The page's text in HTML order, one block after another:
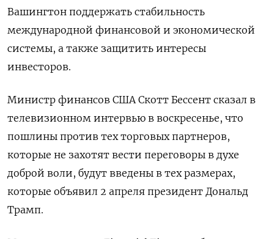
Вашингтон поддержать стабильность
международной финансовой и экономической
системы, а также защитить интересы
инвесторов.
Министр финансов США Скотт Бессент сказал в
телевизионном интервью в воскресенье, что
пошлины против тех торговых партнеров,
которые не захотят вести переговоры в духе
доброй воли, будут введены в тех размерах,
которые объявил 2 апреля президент Дональд
Трамп.